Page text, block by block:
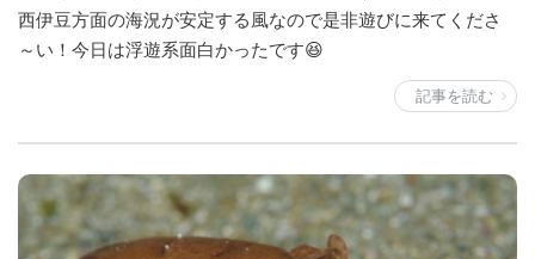
西伊豆方面の海況が安定する風なので是非遊びに来てくださ
～い！今日は浮遊系面白かったです😆
記事を読む